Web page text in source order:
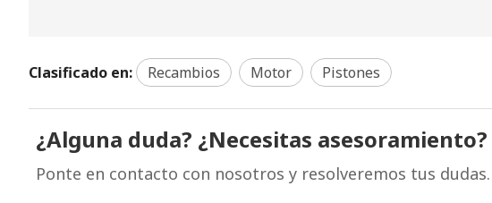
Clasificado en: Recambios Motor Pistones
¿Alguna duda? ¿Necesitas asesoramiento?
Ponte en contacto con nosotros y resolveremos tus dudas.